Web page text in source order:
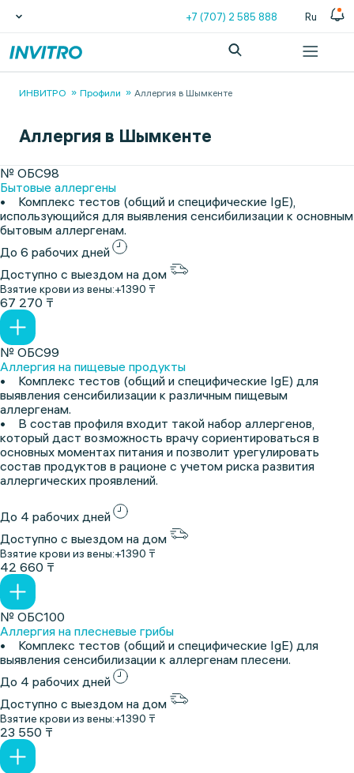
+7 (707) 2 585 888 Ru
ИНВИТРО Профили Аллергия в Шымкенте
Аллергия в Шымкенте
№ ОБС98
Бытовые аллергены
• Комплекс тестов (общий и специфические IgE),
использующийся для выявления сенсибилизации к основным
бытовым аллергенам.
До 6 рабочих дней
Доступно с выездом на дом
Взятие крови из вены:+1390 ₸
67 270 ₸
№ ОБС99
Аллергия на пищевые продукты
• Комплекс тестов (общий и специфические IgE) для
выявления сенсибилизации к различным пищевым
аллергенам.
• В состав профиля входит такой набор аллергенов,
который даст возможность врачу сориентироваться в
основных моментах питания и позволит урегулировать
состав продуктов в рационе с учетом риска развития
аллергических проявлений.
До 4 рабочих дней
Доступно с выездом на дом
Взятие крови из вены:+1390 ₸
42 660 ₸
№ ОБС100
Аллергия на плесневые грибы
• Комплекс тестов (общий и специфические IgE) для
выявления сенсибилизации к аллергенам плесени.
До 4 рабочих дней
Доступно с выездом на дом
Взятие крови из вены:+1390 ₸
23 550 ₸